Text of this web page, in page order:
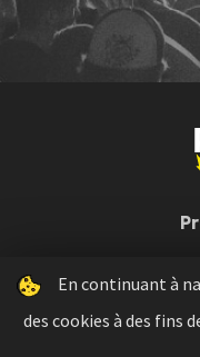
Pozzo Live © 2026 |
Press kit
En continuant à
des cookies à des fins